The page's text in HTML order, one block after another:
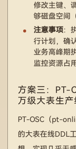
修改主键、
够磁盘空间
注意事项：
行计划，确
业务高峰期
监控资源占用
方案三：PT-
万级大表生产
PT-OSC（pt-
的大表在线DDL